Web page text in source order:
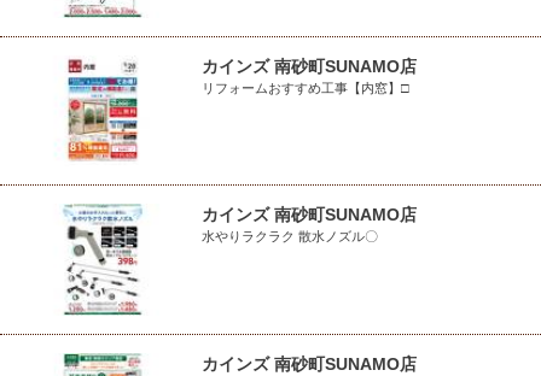
カインズ 南砂町SUNAMO店
リフォームおすすめ工事【内窓】□
カインズ 南砂町SUNAMO店
水やりラクラク 散水ノズル〇
カインズ 南砂町SUNAMO店